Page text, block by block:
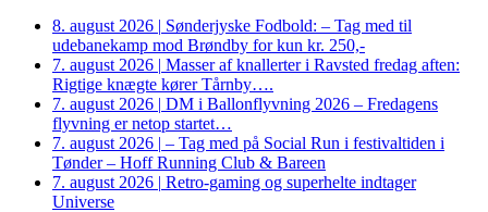
8. august 2026 | Sønderjyske Fodbold: – Tag med til
udebanekamp mod Brøndby for kun kr. 250,-
7. august 2026 | Masser af knallerter i Ravsted fredag aften:
Rigtige knægte kører Tårnby….
7. august 2026 | DM i Ballonflyvning 2026 – Fredagens
flyvning er netop startet…
7. august 2026 | – Tag med på Social Run i festivaltiden i
Tønder – Hoff Running Club & Bareen
7. august 2026 | Retro-gaming og superhelte indtager
Universe